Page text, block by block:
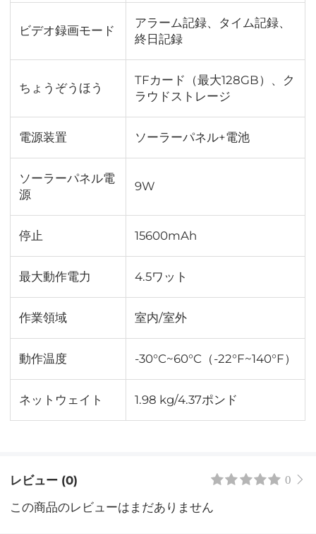
ビデオ録画モード
アラーム記録、タイム記録、
終日記録
ちょうぞうほう
TFカード（最大128GB）、ク
ラウドストレージ
電源装置 ソーラーパネル+電池
ソーラーパネル電
源
9W
停止 15600mAh
最大動作電力 4.5ワット
作業領域 室内/室外
動作温度 -30°C~60°C（-22°F~140°F）
ネットウェイト 1.98 kg/4.37ポンド
レビュー (0) 0
この商品のレビューはまだありません